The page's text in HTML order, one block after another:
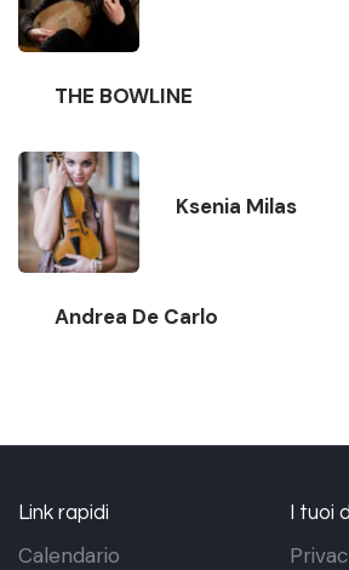
THE BOWLINE
Ksenia Milas
Andrea De Carlo
Link rapidi
Calendario
I tuoi